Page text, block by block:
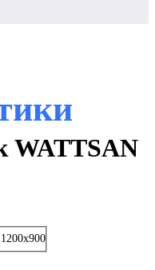
WATTSAN
1200x900